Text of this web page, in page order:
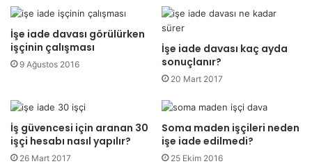
İşe iade davası görülürken
işçinin çalışması
9 Ağustos 2016
İşe iade davası kaç ayda
sonuçlanır?
20 Mart 2017
İş güvencesi için aranan 30
işçi hesabı nasıl yapılır?
26 Mart 2017
Soma maden işçileri neden
işe iade edilmedi?
25 Ekim 2016